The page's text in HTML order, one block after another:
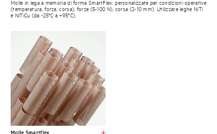
Molle in lega a memoria di forma SmartFlex: personalizzate per condizioni operative
(temperatura, forza, corsa), forze (5-100 N), corsa (2-10 mm). Utilizzare leghe NiTi
e NiTiCu (da -25°C a +95°C).